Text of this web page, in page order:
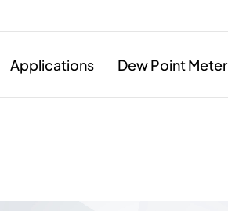
Applications Dew Point Meter